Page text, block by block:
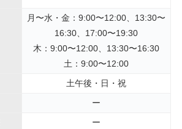
月〜水・金：9:00〜12:00、13:30〜
16:30、17:00〜19:30
木：9:00〜12:00、13:30〜16:30
土：9:00〜12:00
土午後・日・祝
ー
ー